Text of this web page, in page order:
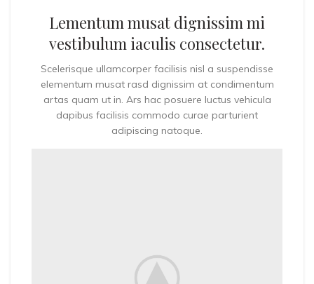
Lementum musat dignissim mi
vestibulum iaculis consectetur.
Scelerisque ullamcorper facilisis nisl a suspendisse
elementum musat rasd dignissim at condimentum
artas quam ut in. Ars hac posuere luctus vehicula
dapibus facilisis commodo curae parturient
adipiscing natoque.